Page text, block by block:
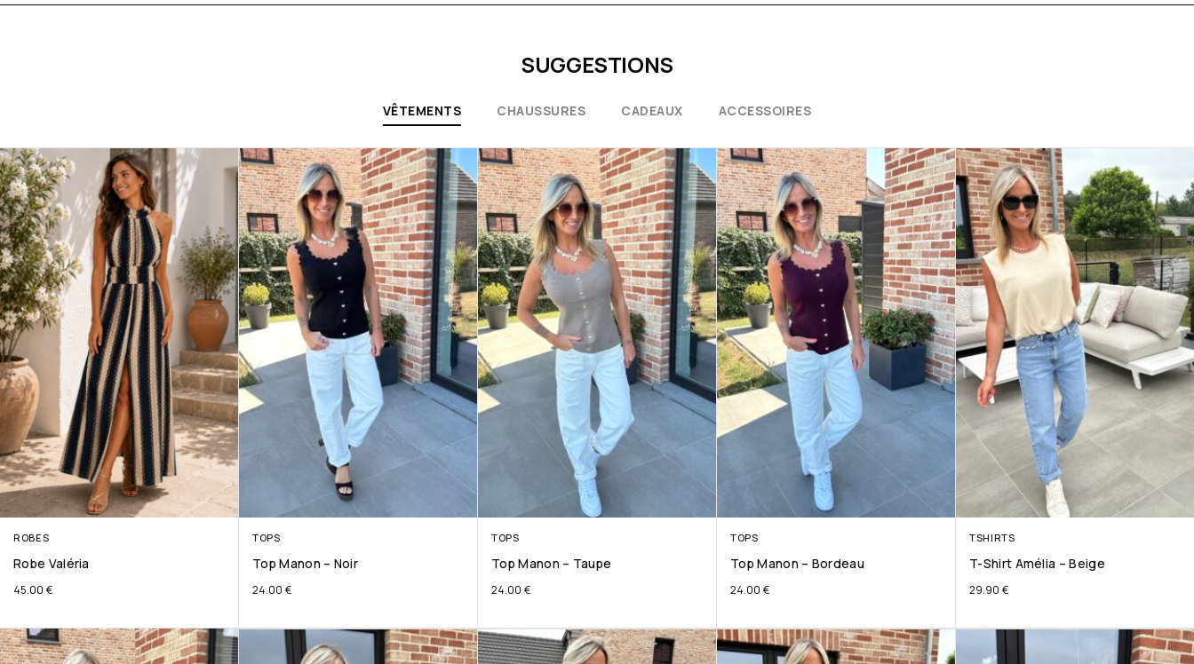
SUGGESTIONS
VÊTEMENTS CHAUSSURES CADEAUX ACCESSOIRES
ROBES
Robe Valéria
45.00 €
TOPS
Top Manon – Noir
24.00 €
TOPS
Top Manon – Taupe
24.00 €
TOPS
Top Manon – Bordeau
24.00 €
TSHIRTS
T-Shirt Amélia – Beige
29.90 €